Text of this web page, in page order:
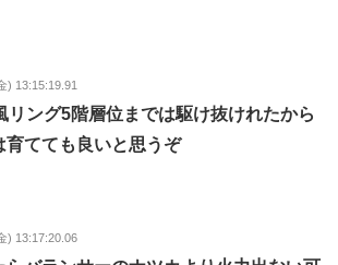
) 13:15:19.91
リング5階層位までは駆け抜けれたから
育てても良いと思うぞ
) 13:17:20.06